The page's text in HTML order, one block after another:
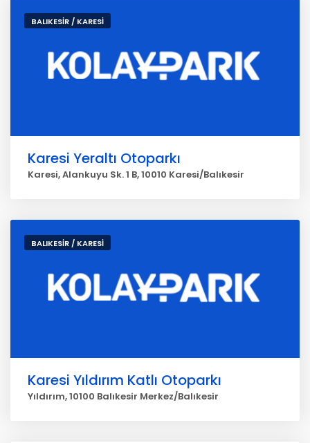
BALIKESİR / KARESİ
Karesi Yeraltı Otoparkı
Karesi, Alankuyu Sk. 1 B, 10010 Karesi/Balıkesir
BALIKESİR / KARESİ
Karesi Yıldırım Katlı Otoparkı
Yıldırım, 10100 Balıkesir Merkez/Balıkesir